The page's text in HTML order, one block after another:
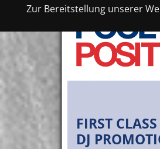
Zur Bereitstellung unserer
FIRST CLASS
DJ